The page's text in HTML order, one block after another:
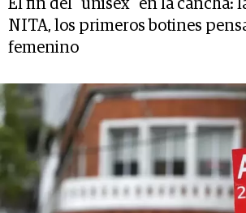
El fin del “unisex” en la cancha:
NITA, los primeros botines
femenino